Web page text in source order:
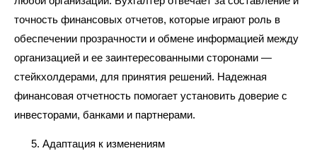
точность финансовых отчетов, которые играют роль в
обеспечении прозрачности и обмене информацией между
организацией и ее заинтересованными сторонами —
стейкхолдерами, для принятия решений. Надежная
финансовая отчетность помогает установить доверие с
инвесторами, банками и партнерами.
Адаптация к изменениям